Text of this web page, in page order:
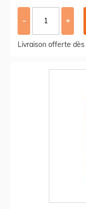
- +
Livraison offerte dès